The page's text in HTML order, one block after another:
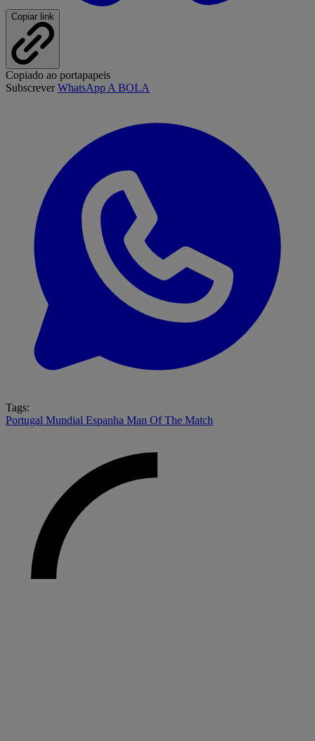
Copiar link
Copiado ao portapapeis
SubscreverWhatsApp A BOLA
Tags:
Portugal Mundial Espanha Man Of The Match